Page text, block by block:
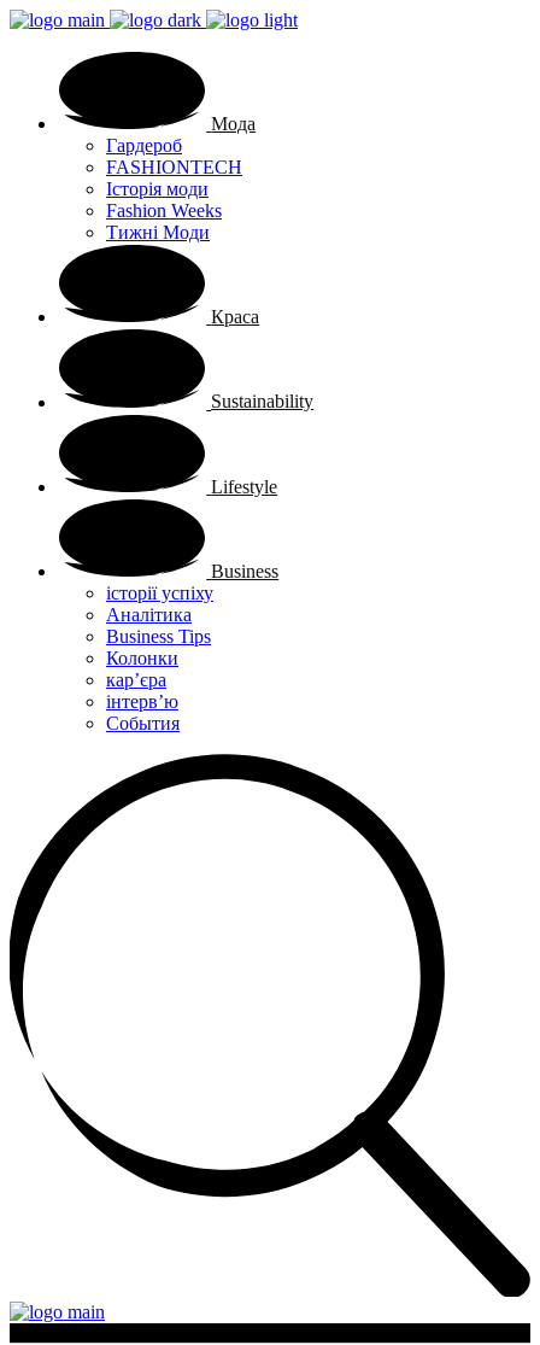
Мода
Гардероб
FASHIONTECH
Історія моди
Fashion Weeks
Тижні Моди
Краса
Sustainability
Lifestyle
Business
історії успіху
Аналітика
Business Tips
Колонки
кар’єра
інтерв’ю
Cобытия